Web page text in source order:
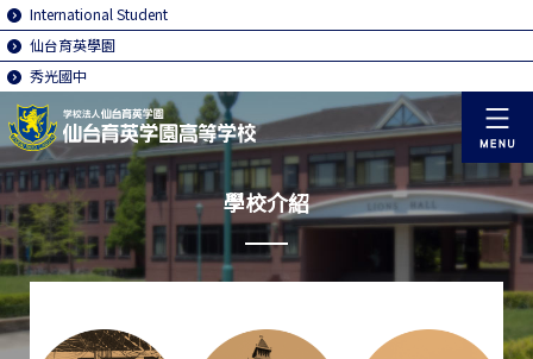
International Student
仙台育英學園
秀光國中
學校介紹